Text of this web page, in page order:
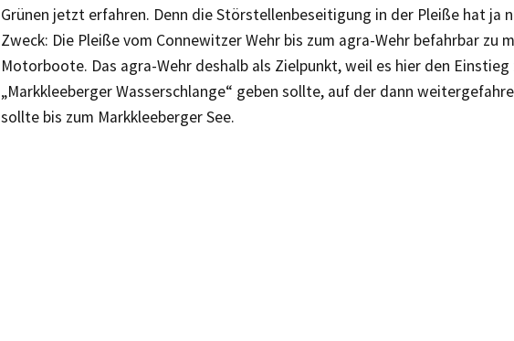
Grünen jetzt erfahren. Denn die Störstellenbeseitigung in der Pleiße hat ja
Zweck: Die Pleiße vom Connewitzer Wehr bis zum agra-Wehr befahrbar zu
Motorboote. Das agra-Wehr deshalb als Zielpunkt, weil es hier den Einstieg
„Markkleeberger Wasserschlange“ geben sollte, auf der dann
sollte bis zum Markkleeberger See.